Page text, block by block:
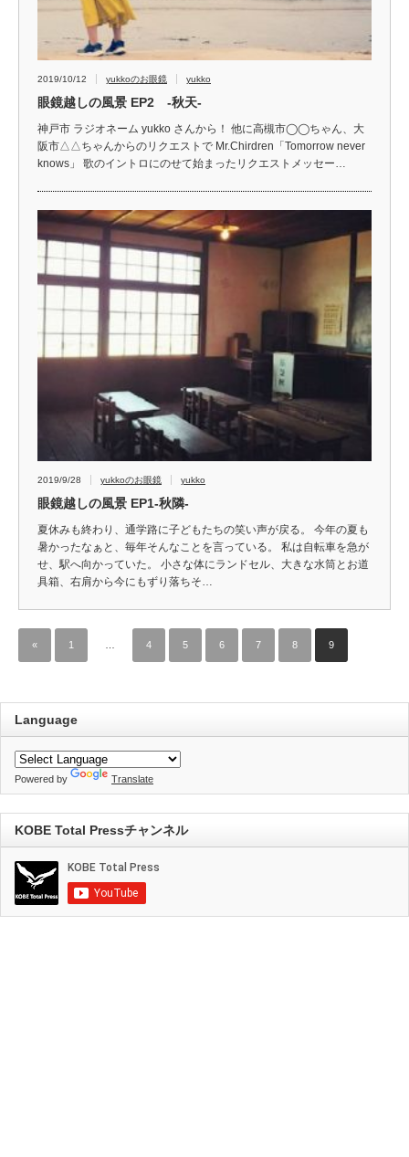
2019/10/12 yukkoのお眼鏡 yukko
眼鏡越しの風景 EP2 ‐秋天‐
神戸市 ラジオネーム yukko さんから！ 他に高槻市◯◯ちゃん、大
阪市△△ちゃんからのリクエストで Mr.Chirdren「Tomorrow never
knows」 歌のイントロにのせて始まったリクエストメッセー…
2019/9/28 yukkoのお眼鏡 yukko
眼鏡越しの風景 EP1‐秋隣‐
夏休みも終わり、通学路に子どもたちの笑い声が戻る。 今年の夏も
暑かったなぁと、毎年そんなことを言っている。 私は自転車を急が
せ、駅へ向かっていた。 小さな体にランドセル、大きな水筒とお道
具箱、右肩から今にもずり落ちそ…
« 1 4 5 6 7 8 9
Language
Powered by Translate
KOBE Total Pressチャンネル